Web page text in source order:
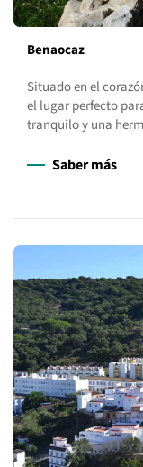
Benaocaz
Situado en el
el lugar perfecto
tranquilo y una
Saber más